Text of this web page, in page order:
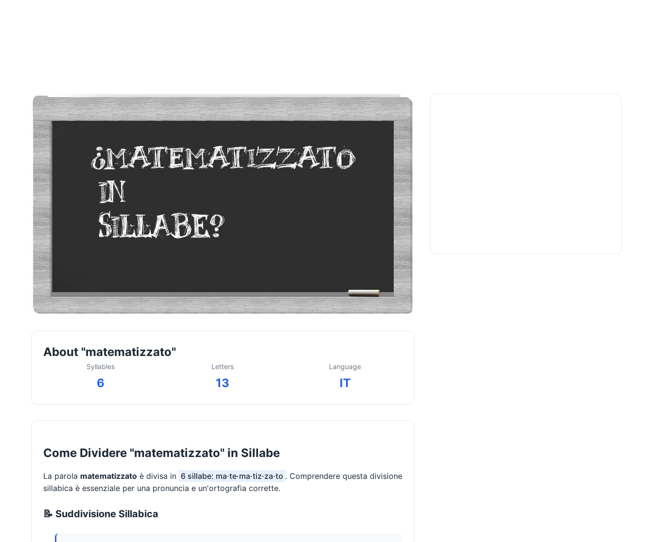
About "matematizzato"
Syllables
6
Letters
13
Language
IT
Come Dividere "matematizzato" in Sillabe
La parola matematizzato è divisa in 6 sillabe: ma·te·ma·tiz·za·to . Comprendere questa divisione
sillabica è essenziale per una pronuncia e un'ortografia corrette.
📝 Suddivisione Sillabica